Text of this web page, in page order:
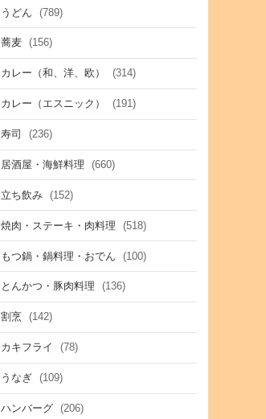
うどん (789)
蕎麦 (156)
カレー（和、洋、欧） (314)
カレー（エスニック） (191)
寿司 (236)
居酒屋・海鮮料理 (660)
立ち飲み (152)
焼肉・ステーキ・肉料理 (518)
もつ鍋・鍋料理・おでん (100)
とんかつ・豚肉料理 (136)
割烹 (142)
カキフライ (78)
うなぎ (109)
ハンバーグ (206)